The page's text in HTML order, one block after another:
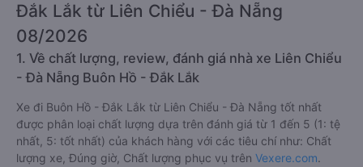
Đắk Lắk từ Liên Chiểu - Đà Nẵng
08/2026
1. Về chất lượng, review, đánh giá nhà xe Liên Chiểu
- Đà Nẵng Buôn Hồ - Đắk Lắk
Xe đi Buôn Hồ - Đắk Lắk từ Liên Chiểu - Đà Nẵng tốt nhất
được phân loại chất lượng dựa trên đánh giá từ 1 đến 5 (1: tệ
nhất, 5: tốt nhất) của khách hàng với các tiêu chí như: Chất
lượng xe, Đúng giờ, Chất lượng phục vụ trên Vexere.com.